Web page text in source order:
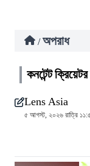
/ অপরাধ
কনটেন্ট
Lens Asia
৫ আগস্ট, ২০২৬ রাত্রি